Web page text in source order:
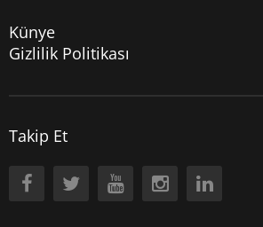
Künye
Gizlilik Politikası
Takip Et